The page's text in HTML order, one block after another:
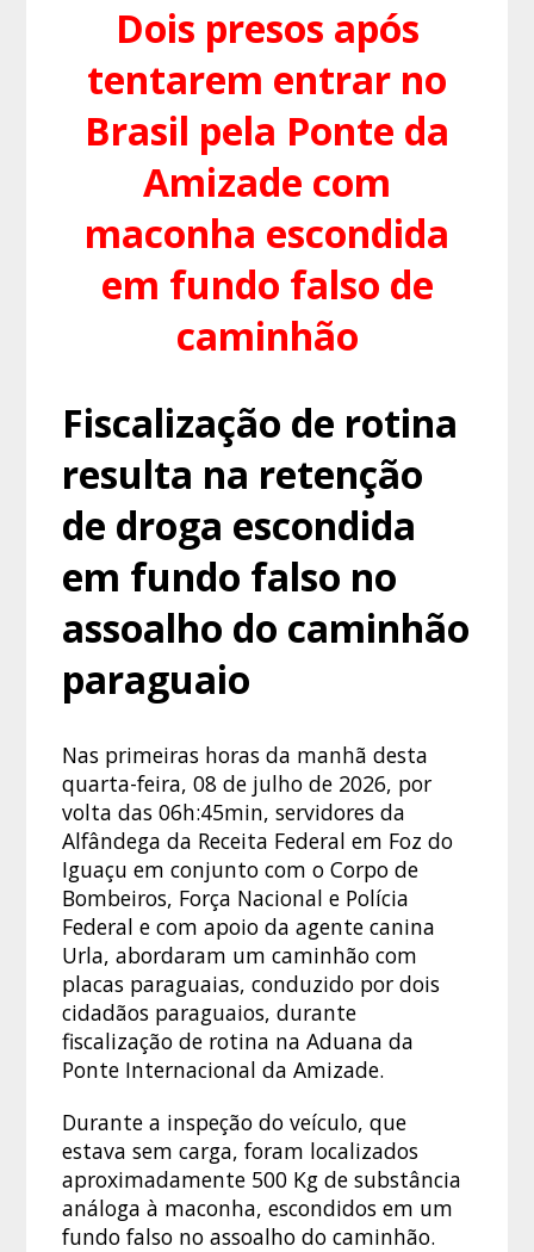
Dois presos após
tentarem entrar no
Brasil pela Ponte da
Amizade com
maconha escondida
em fundo falso de
caminhão
Fiscalização de rotina
resulta na retenção
de droga escondida
em fundo falso no
assoalho do caminhão
paraguaio
Nas primeiras horas da manhã desta
quarta-feira, 08 de julho de 2026, por
volta das 06h:45min, servidores da
Alfândega da Receita Federal em Foz do
Iguaçu em conjunto com o Corpo de
Bombeiros, Força Nacional e Polícia
Federal e com apoio da agente canina
Urla, abordaram um caminhão com
placas paraguaias, conduzido por dois
cidadãos paraguaios, durante
fiscalização de rotina na Aduana da
Ponte Internacional da Amizade.
Durante a inspeção do veículo, que
estava sem carga, foram localizados
aproximadamente 500 Kg de substância
análoga à maconha, escondidos em um
fundo falso no assoalho do caminhão.